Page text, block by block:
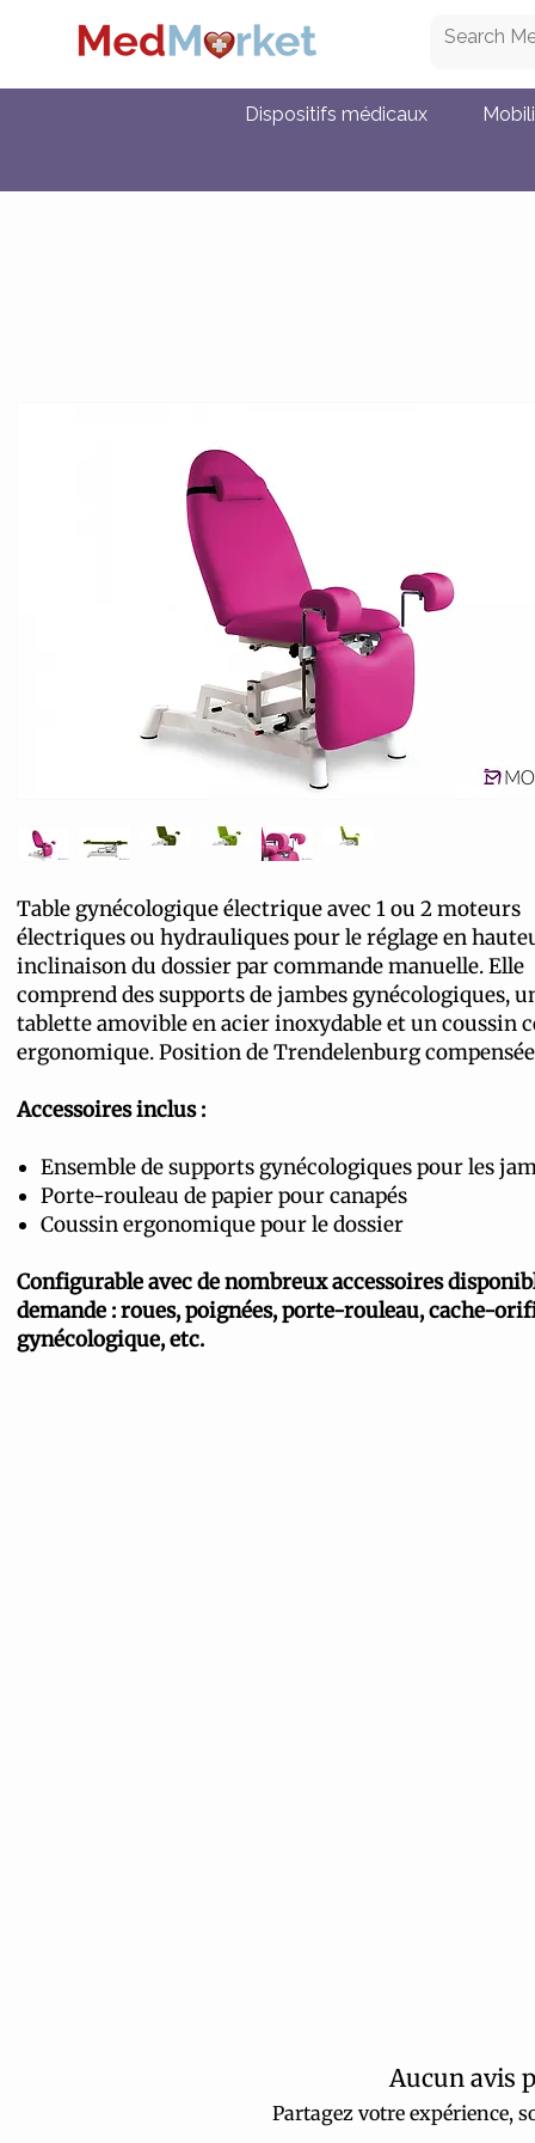
Dispositifs médicaux
Table gynécologique électrique avec 1 ou 2 moteurs
électriques ou hydrauliques pour le réglage en
inclinaison du dossier par commande manuelle. Elle
comprend des supports de jambes gynécologiques,
tablette amovible en acier inoxydable et un coussin
ergonomique. Position de Trendelenburg
Accessoires inclus :
Ensemble de supports gynécologiques pour les
Porte-rouleau de papier pour canapés
Coussin ergonomique pour le dossier
Configurable avec de nombreux accessoires
demande : roues, poignées, porte-rouleau, cache-
gynécologique, etc.
Aucun avis
Partagez votre expérience,